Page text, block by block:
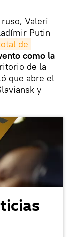
Valeri
Putin
de
como la
de la
que abre el
y